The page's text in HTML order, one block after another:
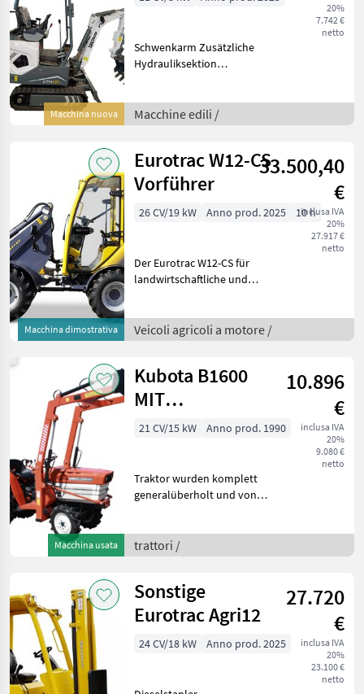
Macchina nuova
20%
7.742 €
netto
Schwenkarm Zusätzliche
Hydrauliksektion
mm Maximale
Ausschütthöhe: 2082 mm
mm Maxim
Macchine edili /
Macchina dimostrativa
Eurotrac W12-CS
Vorführer
33.500,40
€
inclusa IVA
20%
27.917 €
netto
26 CV/19 kW Anno prod. 2025 10 h
Der Eurotrac W12-CS für
landwirtschaftliche und
Betriebsstunden!
Serienmäßig ausgestattet
Veicoli agricoli a motore /
Macchina usata
Kubota B1600
MIT
FRONTLADER
10.896
€
inclusa IVA
20%
9.080 €
netto
21 CV/15 kW Anno prod. 1990
Traktor wurden komplett
generalüberholt und von
3 Zylinder Kraftstoffart:
Diesel Kühlung: Wasser
trattori /
Sonstige
Eurotrac Agri12
27.720
€
inclusa IVA
20%
23.100 €
netto
24 CV/18 kW Anno prod. 2025